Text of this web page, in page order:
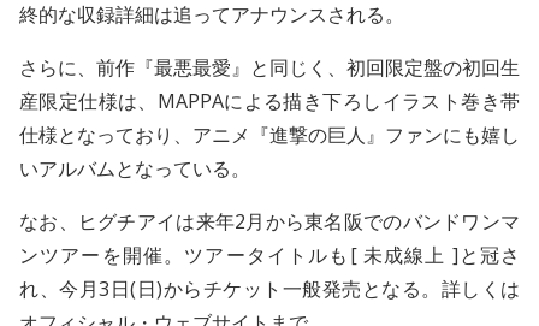
終的な収録詳細は追ってアナウンスされる。
さらに、前作『最悪最愛』と同じく、初回限定盤の初回生
産限定仕様は、MAPPAによる描き下ろしイラスト巻き帯
仕様となっており、アニメ『進撃の巨人』ファンにも嬉し
いアルバムとなっている。
なお、ヒグチアイは来年2月から東名阪でのバンドワンマ
ンツアーを開催。ツアータイトルも[ 未成線上 ]と冠さ
れ、今月3日(日)からチケット一般発売となる。詳しくは